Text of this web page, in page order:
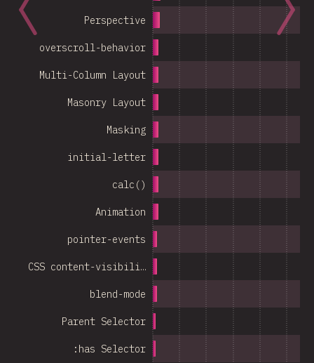
:has Selector
Parent Selector
blend-mode
CSS content-visibili…
pointer-events
Animation
calc()
initial-letter
Masking
Masonry Layout
Multi-Column Layout
overscroll-behavior
Perspective